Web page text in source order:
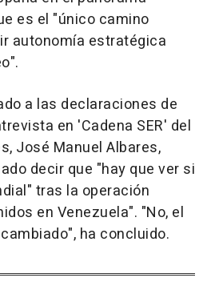
es el "único camino
autonomía estratégica
a las declaraciones de
en 'Cadena SER' del
José Manuel Albares,
decir que "hay que ver si
tras la operación
en Venezuela". "No, el
ha concluido.